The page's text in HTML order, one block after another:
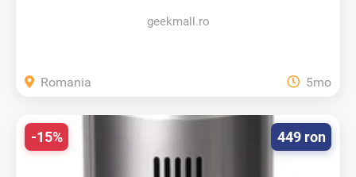
geekmall.ro
Romania 5mo
449 ron
-15%